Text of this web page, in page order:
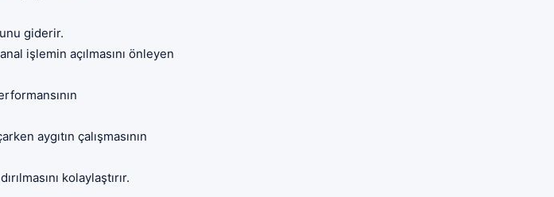
giderir.
işlemin açılmasını önleyen
aygıtın çalışmasının
kolaylaştırır.